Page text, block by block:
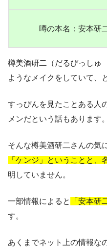
噂の本名：安本研
樽美酒研二（だるびっし
ようなメイクをしていて、
すっぴんを見たことある人
メンだという話もあります。
そんな樽美酒研二さんの気
「ケンジ」ということと、
明していません。
一部情報によると 「安本研
す。
あくまでネット上の情報な